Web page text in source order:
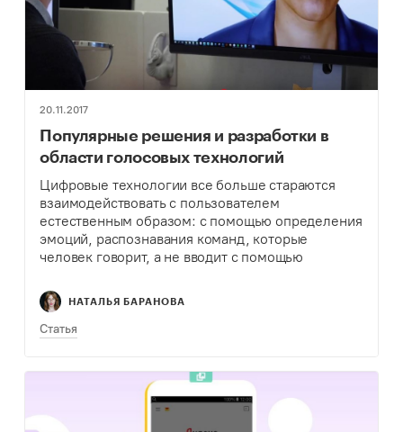
20.11.2017
Популярные решения и разработки в
области голосовых технологий
Цифровые технологии все больше стараются
взаимодействовать с пользователем
естественным образом: с помощью определения
эмоций, распознавания команд, которые
человек говорит, а не вводит с помощью
ассистентов увеличивается: у каждой крупной
международной компании есть своя
разработка. Теплица сделала обзор
НАТАЛЬЯ БАРАНОВА
Статья